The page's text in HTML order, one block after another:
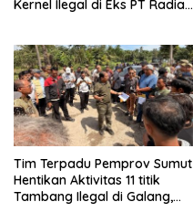
Kernel Ilegal di Eks PT Radian
Tim Terpadu Pemprov Sumut
Hentikan Aktivitas 11 titik
Tambang Ilegal di Galang,